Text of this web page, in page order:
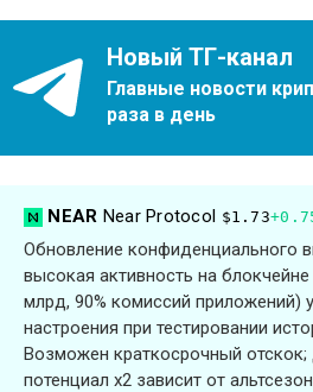
Новый ТГ-канал
Главные новости
раза в день
NEAR Near Protocol $1.73
Обновление конфиденциального
высокая активность на
млрд, 90% комиссий приложений)
настроения при тестировании
Возможен краткосрочный
потенциал x2 зависит от